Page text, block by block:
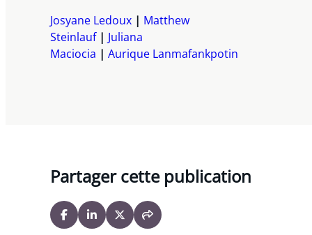
Josyane Ledoux
Matthew
Steinlauf
Juliana
Maciocia
Aurique Lanmafankpotin
Partager cette publication